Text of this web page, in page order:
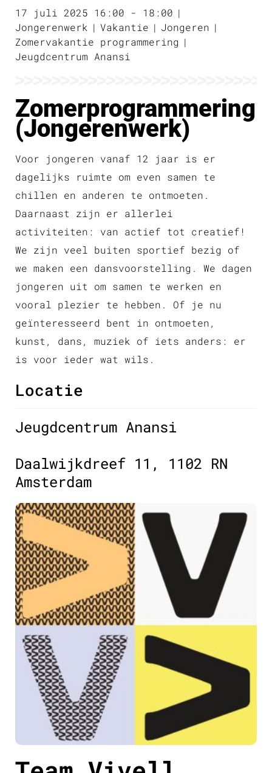
17 juli 2025 16:00 - 18:00
Jongerenwerk
Vakantie
Jongeren
Zomervakantie programmering
Jeugdcentrum Anansi
Zomerprogrammering
(Jongerenwerk)
Voor jongeren vanaf 12 jaar is er
dagelijks ruimte om even samen te
chillen en anderen te ontmoeten.
Daarnaast zijn er allerlei
activiteiten: van actief tot creatief!
We zijn veel buiten sportief bezig of
we maken een dansvoorstelling. We dagen
jongeren uit om samen te werken en
vooral plezier te hebben. Of je nu
geïnteresseerd bent in ontmoeten,
kunst, dans, muziek of iets anders: er
is voor ieder wat wils.
Locatie
Jeugdcentrum Anansi
Daalwijkdreef 11, 1102 RN
Amsterdam